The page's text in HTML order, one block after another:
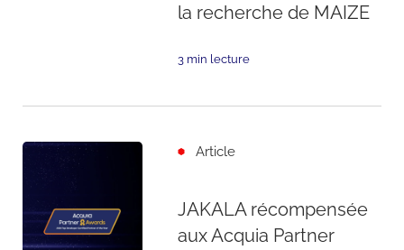
la recherche de MAIZE
3 min lecture
Article
JAKALA récompensée
aux Acquia Partner